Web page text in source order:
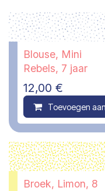
Blouse, Mini
Rebels, 7 jaar
12,00 €
Toevoegen
Broek, Limon, 8